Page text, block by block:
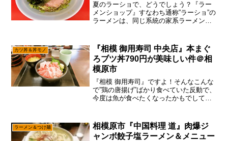
夏のラーショで、どうでしょう？『ラー
メンショップ』すなわち通称”ラーショ”の
ラーメンは、同じ系統の家系ラーメンに
おう！「冷し中華風ですと？」ほほ
う……これはチョット気に...
カツ丼＆丼モノ
『相模 御用寿司 中央店』本まぐ
ろブツ丼790円が美味しい件＠相
模原市
『相模 御用寿司』ですよ！そんなこんな
で”鶏の唐揚げ”ばかり食べていた反動で、
今度は魚が食べたくなったかもでして、
ら、個人的には色々な店をキープしてあ
るけれども、やは...
ラーメン＆つけ麺
相模原市『中国料理 道』肉爆ジ
ャンボ餃子塩ラーメン＆メニュー